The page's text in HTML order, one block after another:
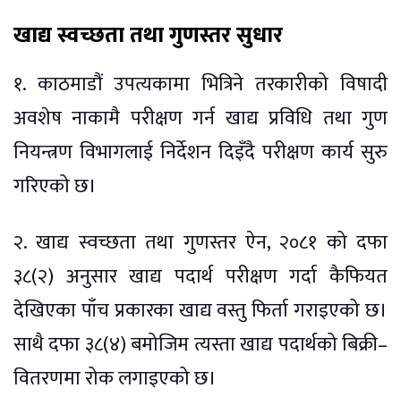
खाद्य स्वच्छता तथा गुणस्तर सुधार
१. काठमाडौं उपत्यकामा भित्रिने तरकारीको विषादी
अवशेष नाकामै परीक्षण गर्न खाद्य प्रविधि तथा गुण
नियन्त्रण विभागलाई निर्देशन दिइँदै परीक्षण कार्य सुरु
गरिएको छ।
२. खाद्य स्वच्छता तथा गुणस्तर ऐन, २०८१ को दफा
३८(२) अनुसार खाद्य पदार्थ परीक्षण गर्दा कैफियत
देखिएका पाँच प्रकारका खाद्य वस्तु फिर्ता गराइएको छ।
साथै दफा ३८(४) बमोजिम त्यस्ता खाद्य पदार्थको बिक्री–
वितरणमा रोक लगाइएको छ।